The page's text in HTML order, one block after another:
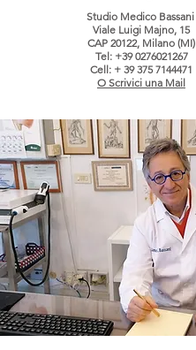
Studio Medico Bassani
Viale Luigi Majno, 15
CAP 20122, Milano (MI)
Tel: +39 0276021267
Cell: + 39 375 7144471
O Scrivici una Mail